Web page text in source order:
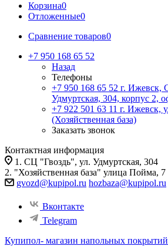
Корзина0
Отложенные0
Сравнение товаров0
+7 950 168 65 52
Назад
Телефоны
+7 950 168 65 52 г. Ижевск,
Удмуртская, 304, корпус 2,
+7 922 501 63 11 г. Ижевск,
(Хозяйственная база)
Заказать звонок
Контактная информация
1. СЦ "Гвоздь", ул. Удмуртская, 304
2. "Хозяйственная база" улица Пойма, 7
gvozd@kupipol.ru hozbaza@kupipol.ru
Вконтакте
Telegram
Купипол- магазин напольных